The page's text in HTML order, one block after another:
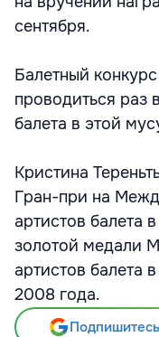
сентября.
Балетный
проводиться раз
балета в этой
Кристина
Гран-при на
артистов балета
золотой медали
артистов балета
2008 года.